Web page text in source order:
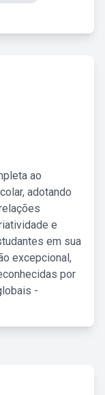
ao
adotando
e
em sua
excepcional,
por
-